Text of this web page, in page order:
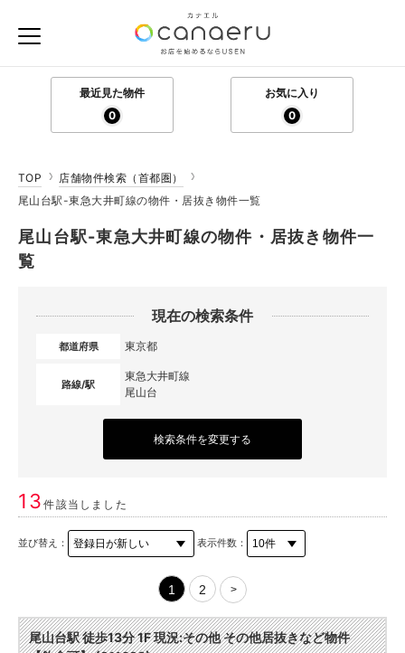
最近見た物件
0
お気に入り
0
TOP
店舗物件検索（首都圏）
尾山台駅-東急大井町線の物件・居抜き物件一覧
尾山台駅-東急大井町線の物件・居抜き物件一
覧
現在の検索条件
都道府県 東京都
路線/駅
東急大井町線
尾山台
検索条件を変更する
13件該当しました
並び替え： 表示件数：
1 2 >
尾山台駅 徒歩13分 1F 現況:その他 その他居抜きなど物件